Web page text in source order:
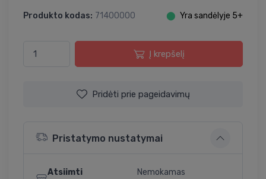
Produkto kodas: 71400000 ⬤ Yra sandėlyje 5+
Į krepšelį
Pridėti prie pageidavimų
Pristatymo nustatymai
Atsiimti
Nemokamas